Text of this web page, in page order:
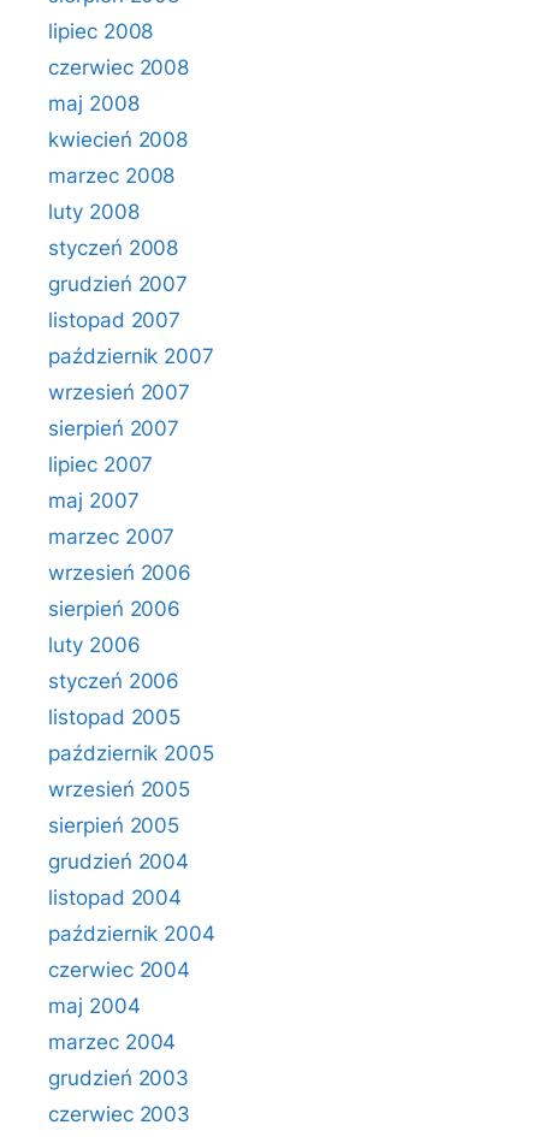
lipiec 2008
czerwiec 2008
maj 2008
kwiecień 2008
marzec 2008
luty 2008
styczeń 2008
grudzień 2007
listopad 2007
październik 2007
wrzesień 2007
sierpień 2007
lipiec 2007
maj 2007
marzec 2007
wrzesień 2006
sierpień 2006
luty 2006
styczeń 2006
listopad 2005
październik 2005
wrzesień 2005
sierpień 2005
grudzień 2004
listopad 2004
październik 2004
czerwiec 2004
maj 2004
marzec 2004
grudzień 2003
czerwiec 2003